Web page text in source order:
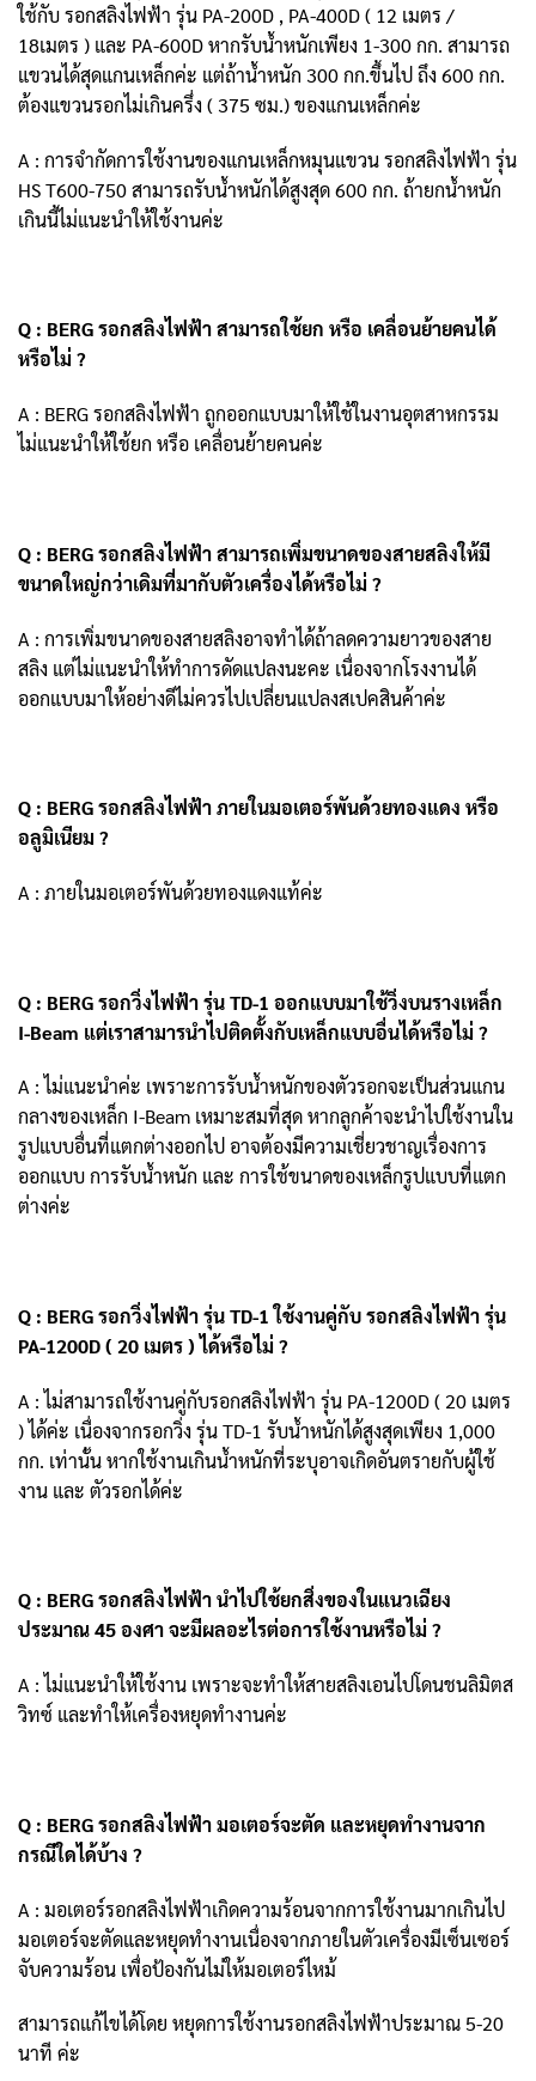
ใช้กับ รอกสลิงไฟฟ้า รุ่น PA-200D , PA-400D ( 12 เมตร /
18เมตร ) และ PA-600D หากรับน้ำหนักเพียง 1-300 กก. สามารถ
แขวนได้สุดแกนเหล็กค่ะ แต่ถ้าน้ำหนัก 300 กก.ขึ้นไป ถึง 600 กก.
ต้องแขวนรอกไม่เกินครึ่ง ( 375 ซม.) ของแกนเหล็กค่ะ
A : การจำกัดการใช้งานของแกนเหล็กหมุนแขวน รอกสลิงไฟฟ้า รุ่น
HS T600-750 สามารถรับน้ำหนักได้สูงสุด 600 กก. ถ้ายกน้ำหนัก
เกินนี้ไม่แนะนำให้ใช้งานค่ะ
Q : BERG รอกสลิงไฟฟ้า สามารถใช้ยก หรือ เคลื่อนย้ายคนได้
หรือไม่ ?
A : BERG รอกสลิงไฟฟ้า ถูกออกแบบมาให้ใช้ในงานอุตสาหกรรม
ไม่แนะนำให้ใช้ยก หรือ เคลื่อนย้ายคนค่ะ
Q : BERG รอกสลิงไฟฟ้า สามารถเพิ่มขนาดของสายสลิงให้มี
ขนาดใหญ่กว่าเดิมที่มากับตัวเครื่องได้หรือไม่ ?
A : การเพิ่มขนาดของสายสลิงอาจทำได้ถ้าลดความยาวของสาย
สลิง แต่ไม่แนะนำให้ทำการดัดแปลงนะคะ เนื่องจากโรงงานได้
ออกแบบมาให้อย่างดีไม่ควรไปเปลี่ยนแปลงสเปคสินค้าค่ะ
Q : BERG รอกสลิงไฟฟ้า ภายในมอเตอร์พันด้วยทองแดง หรือ
อลูมิเนียม ?
A : ภายในมอเตอร์พันด้วยทองแดงแท้ค่ะ
Q : BERG รอกวิ่งไฟฟ้า รุ่น TD-1 ออกแบบมาใช้วิ่งบนรางเหล็ก
I-Beam แต่เราสามารนำไปติดตั้งกับเหล็กแบบอื่นได้หรือไม่ ?
A : ไม่แนะนำค่ะ เพราะการรับน้ำหนักของตัวรอกจะเป็นส่วนแกน
กลางของเหล็ก I-Beam เหมาะสมที่สุด หากลูกค้าจะนำไปใช้งานใน
รูปแบบอื่นที่แตกต่างออกไป อาจต้องมีความเชี่ยวชาญเรื่องการ
ออกแบบ การรับน้ำหนัก และ การใช้ขนาดของเหล็กรูปแบบที่แตก
ต่างค่ะ
Q : BERG รอกวิ่งไฟฟ้า รุ่น TD-1 ใช้งานคู่กับ รอกสลิงไฟฟ้า รุ่น
PA-1200D ( 20 เมตร ) ได้หรือไม่ ?
A : ไม่สามารถใช้งานคู่กับรอกสลิงไฟฟ้า รุ่น PA-1200D ( 20 เมตร
) ได้ค่ะ เนื่องจากรอกวิ่ง รุ่น TD-1 รับน้ำหนักได้สูงสุดเพียง 1,000
กก. เท่านั้น หากใช้งานเกินน้ำหนักที่ระบุอาจเกิดอันตรายกับผู้ใช้
งาน และ ตัวรอกได้ค่ะ
Q : BERG รอกสลิงไฟฟ้า นำไปใช้ยกสิ่งของในแนวเฉียง
ประมาณ 45 องศา จะมีผลอะไรต่อการใช้งานหรือไม่ ?
A : ไม่แนะนำให้ใช้งาน เพราะจะทำให้สายสลิงเอนไปโดนชนลิมิตส
วิทซ์ และทำให้เครื่องหยุดทำงานค่ะ
Q : BERG รอกสลิงไฟฟ้า มอเตอร์จะตัด และหยุดทำงานจาก
กรณีใดได้บ้าง ?
A : มอเตอร์รอกสลิงไฟฟ้าเกิดความร้อนจากการใช้งานมากเกินไป
มอเตอร์จะตัดและหยุดทำงานเนื่องจากภายในตัวเครื่องมีเซ็นเซอร์
จับความร้อน เพื่อป้องกันไม่ให้มอเตอร์ไหม้
สามารถแก้ไขได้โดย หยุดการใช้งานรอกสลิงไฟฟ้าประมาณ 5-20
นาที ค่ะ